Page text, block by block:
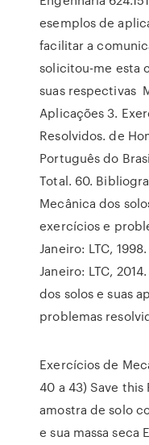
esemplos de
facilitar a
solicitou-me esta
suas respectivas
Aplicações 3.
Resolvidos. de
Português do
Total. 60.
Mecânica dos
exercícios e
Janeiro: LTC,
Janeiro: LTC,
dos solos e suas
problemas
Exercícios de
40 a 43) Save this
amostra de solo
e sua massa seca